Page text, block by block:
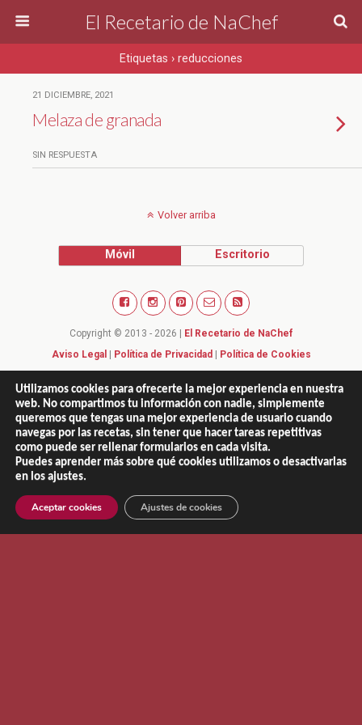
El Recetario de NaChef
Etiquetas › reducciones
21 DICIEMBRE, 2021
Melaza de granada
SIN RESPUESTA
Volver arriba
Móvil Escritorio
Utilizamos cookies para ofrecerte la mejor experiencia en nuestra
web. No compartimos tu información con nadie, simplemente
queremos que tengas una mejor experiencia de usuario cuando
navegas por las recetas, sin tener que hacer tareas repetitivas
como puede ser rellenar formularios en cada visita.
Puedes aprender más sobre qué cookies utilizamos o desactivarlas
en los ajustes.
Aceptar cookies Ajustes de cookies
Copyright © 2013 - 2026 | El Recetario de NaChef
Aviso Legal | Política de Privacidad | Política de Cookies